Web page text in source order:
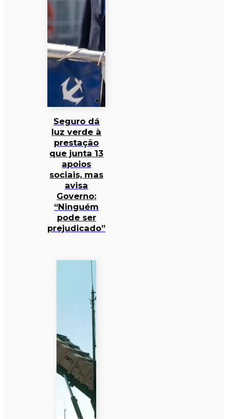
Seguro dá
luz verde à
prestação
que junta 13
apoios
sociais, mas
avisa
Governo:
“Ninguém
pode ser
prejudicado”